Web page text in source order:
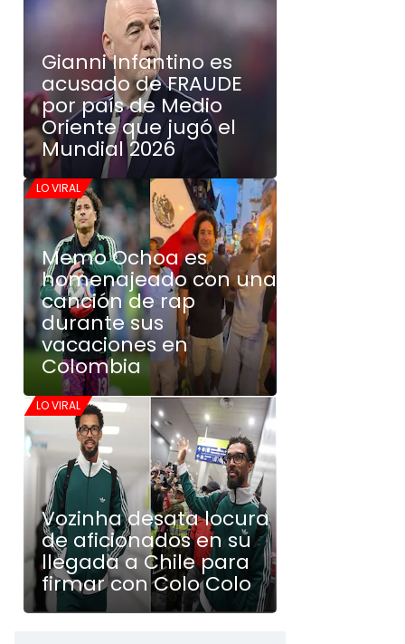
Gianni Infantino es
acusado de FRAUDE
por país de Medio
Oriente que jugó el
Mundial 2026
LO VIRAL
Memo Ochoa es
homenajeado con una
canción de rap
durante sus
vacaciones en
Colombia
LO VIRAL
Vozinha desata locura
de aficionados en su
llegada a Chile para
firmar con Colo Colo